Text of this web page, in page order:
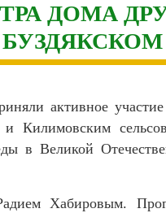
ДОМА
активное
Килимовским
в Великой
Хабировым.